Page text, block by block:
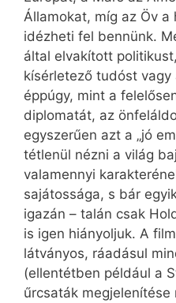
Államokat, míg az Öv
idézheti fel bennünk.
által elvakított
kísérletező tudóst
éppúgy, mint a
diplomatát, az
egyszerűen azt a „jó
tétlenül nézni a világ
valamennyi
sajátossága, s bár
igazán – talán csak
is igen hiányoljuk. A
látványos, ráadásul
(ellentétben például a
űrcsaták